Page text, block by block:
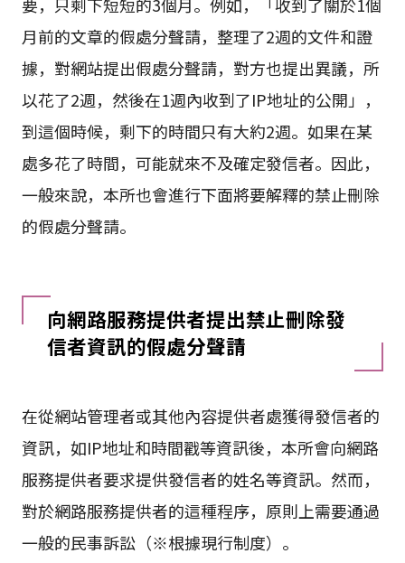
月前的文章的假處分聲請，整理了2週的文件和證
據，對網站提出假處分聲請，對方也提出異議，所
以花了2週，然後在1週內收到了IP地址的公開」，
到這個時候，剩下的時間只有大約2週。如果在某
處多花了時間，可能就來不及確定發信者。因此，
一般來說，本所也會進行下面將要解釋的禁止刪除
的假處分聲請。
向網路服務提供者提出禁止刪除發
信者資訊的假處分聲請
在從網站管理者或其他內容提供者處獲得發信者的
資訊，如IP地址和時間戳等資訊後，本所會向網路
服務提供者要求提供發信者的姓名等資訊。然而，
對於網路服務提供者的這種程序，原則上需要通過
一般的民事訴訟（※根據現行制度）。